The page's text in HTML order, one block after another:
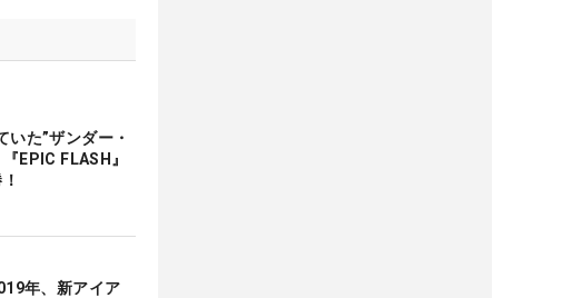
いた”ザンダー・
EPIC FLASH』
年、新アイア